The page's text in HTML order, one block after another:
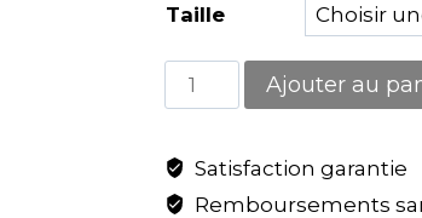
Taille
Ajouter au
Satisfaction garantie
Remboursements